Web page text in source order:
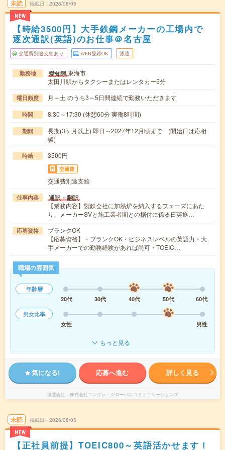
未読
NEW
掲載日 2026/08/05
【時給3500円】大手鉄鋼メーカーの工場内で
逐次通訳(英語)のお仕事＠名古屋
交通費別途支給あり WEB登録OK 派遣
勤務地 愛知県東海市
太田川駅からタクシーまたはレンタカー5分
曜日頻度 月～土 のうち3～5日間連続で勤務いただきます
時間 8:30～17:30 (休憩60分 実働8時間)
期間
長期(3ヶ月以上) 即日～2027年12月頃まで (開始日は応相
談)
時給 3500円
交通費
交通費別途支給
仕事内容 通訳・翻訳
【業務内容】製鉄会社に加熱炉を納入するフェーズにあた
り、メーカーSVと施工業者間との据付に係る日英逐…
応募資格
ブランクOK
【応募資格】・ブランクOK・ビジネスレベルの英語力・大
手メーカーでの勤務経験があれば尚可・TOEIC…
職場の雰囲気
年齢層
20代
30代 40代 50代
60代
男女比率
女性
男性
もっと見る
気になる! 応募へ進む 詳しく見る
派遣会社 株式会社コングレ・グローバルコミュニケーションズ
未読
NEW
掲載日 2026/08/05
【正社員前提】TOEIC800～英語活かせます！